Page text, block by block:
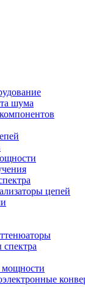
шума
цепей
мощности